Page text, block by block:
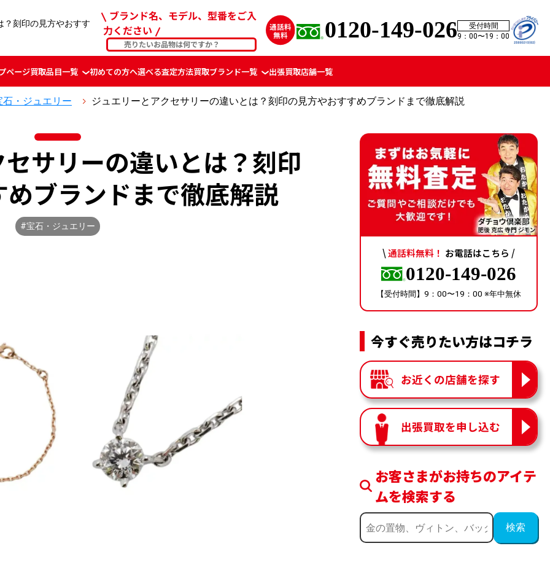
？刻印の見方やおすす
ブランド名、モデル、型番をご入
力ください
0120-149-026
受付時間
9：00〜19：00
ページ買取品目一覧 初めての方へ選べる査定方法買取ブランド一覧 出張買取店舗一覧
石・ジュエリー ジュエリーとアクセサリーの違いとは？刻印の見方やおすすめブランドまで徹底解説
サリーの違いとは？刻印
ブランドまで徹底解説
#宝石・ジュエリー
\通話料無料！ お電話はこちら /
0120-149-026
【受付時間】9：00〜19：00 ※年中無休
今すぐ売りたい方はコチラ
お近くの店舗を探す
出張買取を申し込む
お客さまがお持ちのアイテ
ムを検索する